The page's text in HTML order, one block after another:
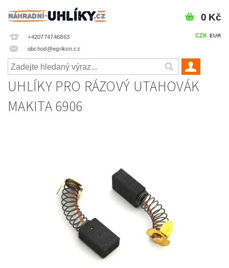
+420774746863
obchod@egrikon.cz
CZK EUR
0 Kč
UHLÍKY PRO RÁZOVÝ UTAHOVÁK
MAKITA 6906